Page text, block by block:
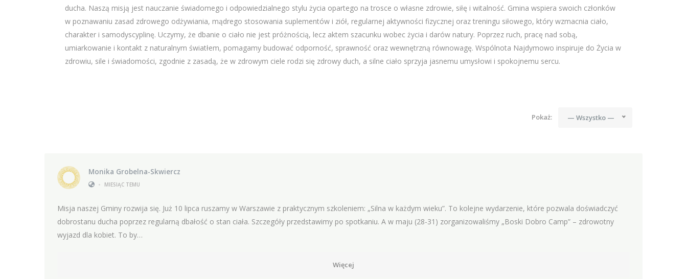
ducha. Naszą misją jest nauczanie świadomego i odpowiedzialnego stylu życia opartego na trosce o własne zdrowie, siłę i witalność. Gmina wspiera swoich członków
w poznawaniu zasad zdrowego odżywiania, mądrego stosowania suplementów i ziół, regularnej aktywności fizycznej oraz treningu siłowego, który wzmacnia ciało,
charakter i samodyscyplinę. Uczymy, że dbanie o ciało nie jest próżnością, lecz aktem szacunku wobec życia i darów natury. Poprzez ruch, pracę nad sobą,
umiarkowanie i kontakt z naturalnym światłem, pomagamy budować odporność, sprawność oraz wewnętrzną równowagę. Wspólnota Najdymowo inspiruje do Życia w
zdrowiu, sile i świadomości, zgodnie z zasadą, że w zdrowym ciele rodzi się zdrowy duch, a silne ciało sprzyja jasnemu umysłowi i spokojnemu sercu.
Pokaż: — Wszystko —
Monika Grobelna-Skwiercz
•
MIESIĄC TEMU
Misja naszej Gminy rozwija się. Już 10 lipca ruszamy w Warszawie z praktycznym szkoleniem: „Silna w każdym wieku”. To kolejne wydarzenie, które pozwala doświadczyć
dobrostanu ducha poprzez regularną dbałość o stan ciała. Szczegóły przedstawimy po spotkaniu. A w maju (28-31) zorganizowaliśmy „Boski Dobro Camp” – zdrowotny
wyjazd dla kobiet. To by…
Więcej